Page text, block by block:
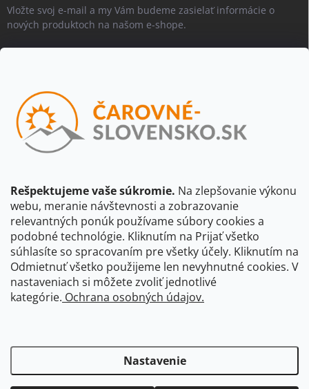
Rešpektujeme vaše súkromie. Na zlepšovanie výkonu
webu, meranie návštevnosti a zobrazovanie
relevantných ponúk používame súbory cookies a
podobné technológie. Kliknutím na Prijať všetko
súhlasíte so spracovaním pre všetky účely. Kliknutím na
Odmietnuť všetko použijeme len nevyhnutné cookies. V
nastaveniach si môžete zvoliť jednotlivé
kategórie. Ochrana osobných údajov.
Nastavenie
Vložte svoj e-mail a my Vám budeme zasielať informácie o
nových produktoch na našom e-shope.
Vložením e-mailu súhlasíte spodmienkami ochrany osobných
údajov
Beriem na vedomie, že adresa bude spracovaná za účelom
údajov dostupnými na tejto stránke.
Prihlásiť sa
CBS Slovensko CBS Česko Shocart
VKÚ Mapy Harmanec
Čarovné Česko